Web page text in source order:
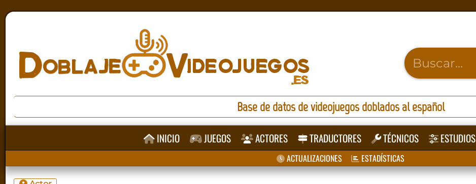
Base de datos de videojuegos doblados al español
INICIO JUEGOS ACTORES TRADUCTORES TÉCNICOS ESTUDIOS
ACTUALIZACIONES ESTADÍSTICAS